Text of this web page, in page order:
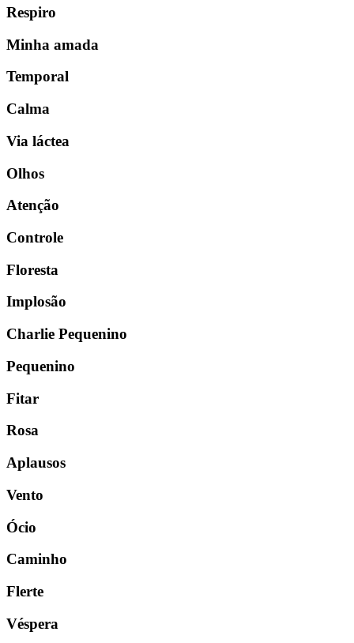
Respiro
Minha amada
Temporal
Calma
Via láctea
Olhos
Atenção
Controle
Floresta
Implosão
Charlie Pequenino
Pequenino
Fitar
Rosa
Aplausos
Vento
Ócio
Caminho
Flerte
Véspera